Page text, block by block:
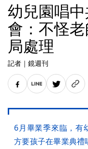
幼兒園唱
會：不怪
局處理
記者 ｜ 鏡週刊
6月畢業季來臨，有
方要孩子在畢業典